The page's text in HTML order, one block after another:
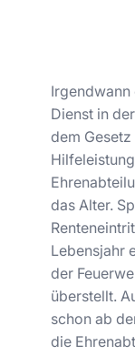
Dienst in
dem
das Alter.
Lebensjahr
der
überstellt.
schon ab
die